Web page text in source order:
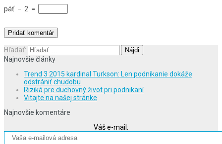
päť − 2 =
Hľadať:
Najnovšie články
Trend 3 2015 kardinal Turkson: Len podnikanie dokáže
odstrániť chudobu
Riziká pre duchovný život pri podnikaní
Vitajte na našej stránke
Najnovšie komentáre
Váš e-mail: